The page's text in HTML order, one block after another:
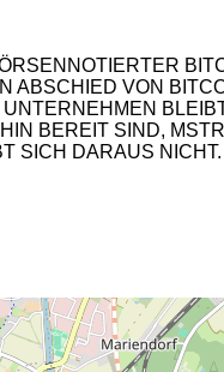
VON
BLEIBT
BEREIT SIND, MSTR
SICH DARAUS NICHT.